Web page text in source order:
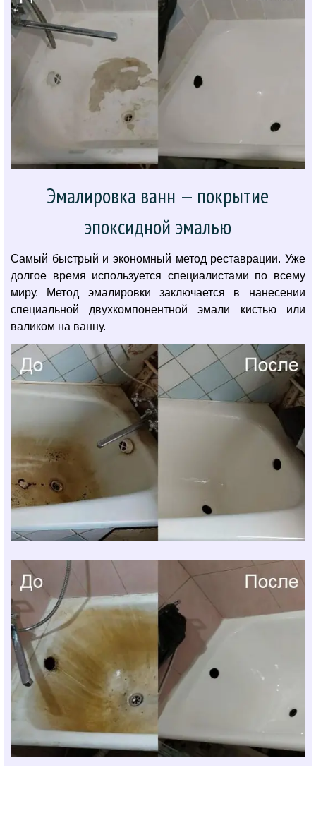
Эмалировка ванн — покрытие
эпоксидной эмалью
Самый быстрый и экономный метод реставрации. Уже
долгое время используется специалистами по всему
миру. Метод эмалировки заключается в нанесении
специальной двухкомпонентной эмали кистью или
валиком на ванну.